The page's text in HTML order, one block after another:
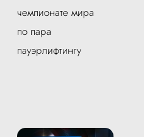
чемпионате мира
по пара
пауэрлифтингу